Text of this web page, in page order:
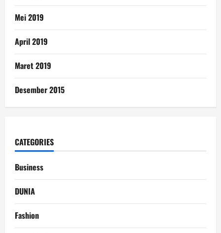
Mei 2019
April 2019
Maret 2019
Desember 2015
CATEGORIES
Business
DUNIA
Fashion